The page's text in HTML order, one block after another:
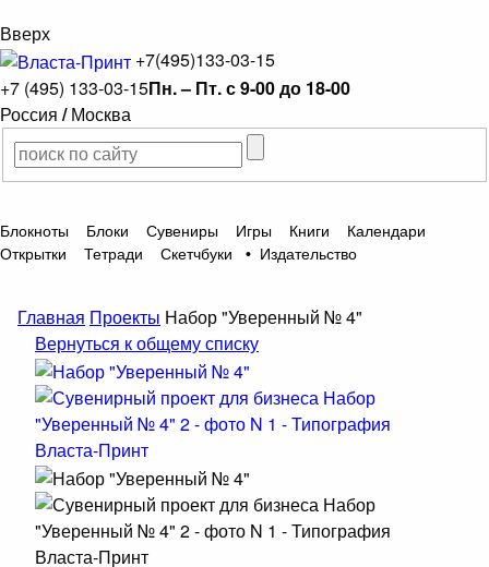
Вверх
+7(495)133-03-15
+7 (495) 133-03-15Пн. – Пт. с 9-00 до 18-00
Россия / Москва
Блокноты Блоки Сувениры Игры Книги
Календари
Открытки
Тетради Скетчбуки • Издательство
Главная Проекты Набор "Уверенный № 4"
Вернуться к общему списку